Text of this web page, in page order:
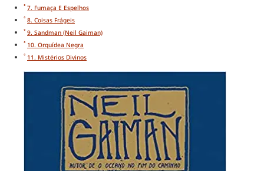
7. Fumaça E Espelhos
8. Coisas Frágeis
9. Sandman (Neil Gaiman)
10. Orquídea Negra
11. Mistérios Divinos